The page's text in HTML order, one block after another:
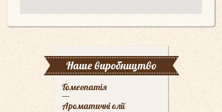
Наше виробництво
Гомеопатія
Ароматичні олії